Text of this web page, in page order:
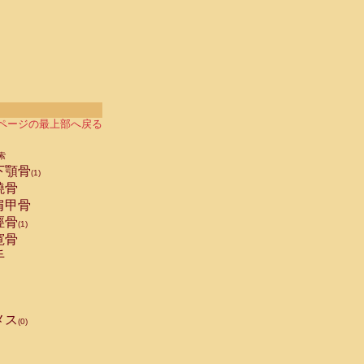
ージの最上部へ戻る
顎骨(1)
骨
甲骨
骨(1)
骨
ス(0)